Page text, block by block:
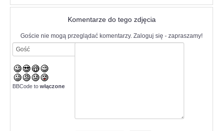
Komentarze do tego zdjęcia
Goście nie mogą przeglądać komentarzy. Zaloguj się - zapraszamy!
BBCode to włączone